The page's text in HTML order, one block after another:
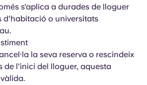
Portuguese
s'aplica a durades de lloguer
d'habitació o universitats
la seva reserva o rescindeix
de l'inici del lloguer, aquesta